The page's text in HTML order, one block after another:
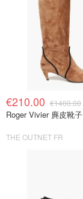
€210.00 €1400.00
Roger Vivier 麂皮靴子
THE OUTNET FR